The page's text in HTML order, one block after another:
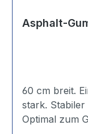
Asphalt-
60 cm breit. Einlippig. Gummileiste, ca. 5 mm
stark. Stabiler Metallrücken. Mit Stilhalter.
Optimal zum